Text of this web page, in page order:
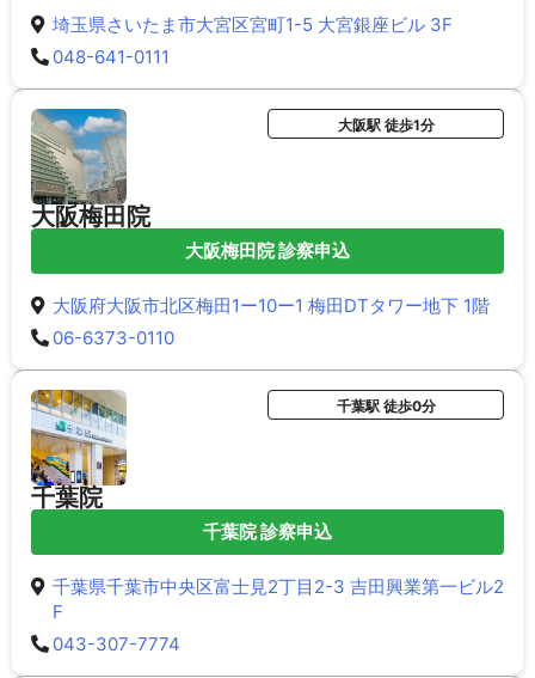
埼玉県さいたま市大宮区宮町1-5 大宮銀座ビル 3F
048-641-0111
大阪梅田院
大阪駅 徒歩1分
大阪梅田院 診察申込
大阪府大阪市北区梅田1ー10ー1 梅田DTタワー地下 1階
06-6373-0110
千葉院
千葉駅 徒歩0分
千葉院 診察申込
千葉県千葉市中央区富士見2丁目2-3 吉田興業第一ビル2
F
043-307-7774